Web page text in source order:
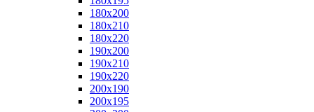
180x200
180x210
180x220
190x200
190x210
190x220
200x190
200x195